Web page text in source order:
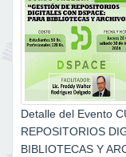
Detalle del Evento
REPOSITORIOS
BIBLIOTECAS Y